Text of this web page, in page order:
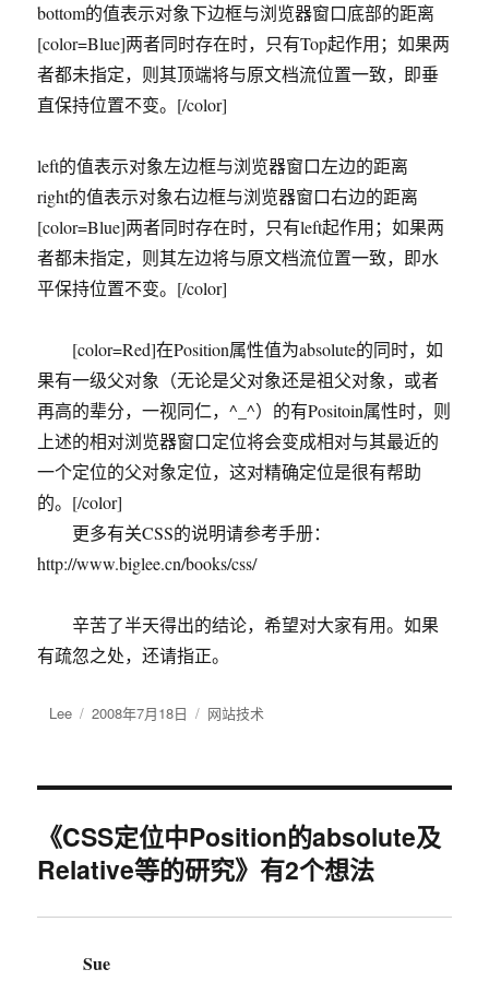
bottom的值表示对象下边框与浏览器窗口底部的距离
[color=Blue]两者同时存在时，只有Top起作用；如果两
者都未指定，则其顶端将与原文档流位置一致，即垂
直保持位置不变。[/color]
left的值表示对象左边框与浏览器窗口左边的距离
right的值表示对象右边框与浏览器窗口右边的距离
[color=Blue]两者同时存在时，只有left起作用；如果两
者都未指定，则其左边将与原文档流位置一致，即水
平保持位置不变。[/color]
[color=Red]在Position属性值为absolute的同时，如
果有一级父对象（无论是父对象还是祖父对象，或者
再高的辈分，一视同仁，^_^）的有Positoin属性时，则
上述的相对浏览器窗口定位将会变成相对与其最近的
一个定位的父对象定位，这对精确定位是很有帮助
的。[/color]
更多有关CSS的说明请参考手册：
http://www.biglee.cn/books/css/
辛苦了半天得出的结论，希望对大家有用。如果
有疏忽之处，还请指正。
作
Lee
发
2008年7月18日
分
网站技术
《CSS定位中Position的absolute及
Relative等的研究》有2个想法
Sue